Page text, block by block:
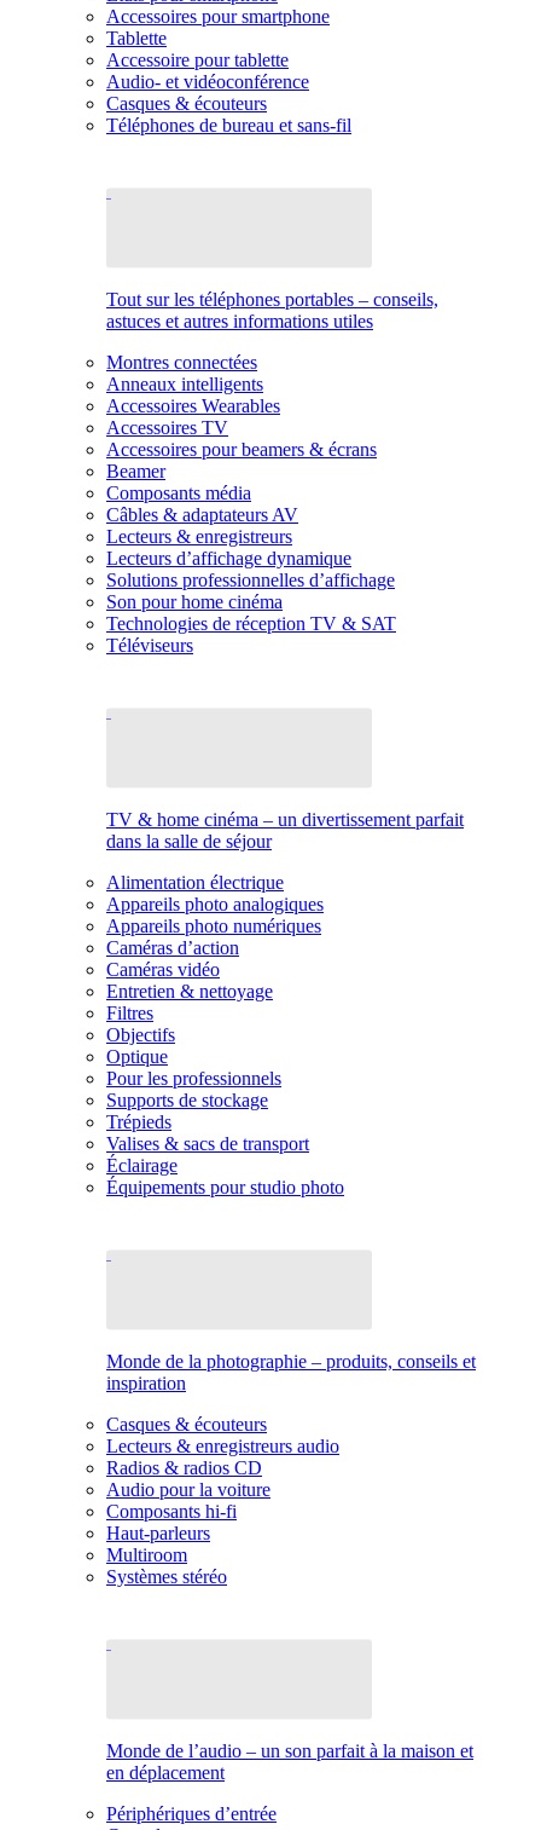
Accessoires pour smartphone
Tablette
Accessoire pour tablette
Audio- et vidéoconférence
Casques & écouteurs
Téléphones de bureau et sans-fil
Tout sur les téléphones portables – conseils,
astuces et autres informations utiles
Montres connectées
Anneaux intelligents
Accessoires Wearables
Accessoires TV
Accessoires pour beamers & écrans
Beamer
Composants média
Câbles & adaptateurs AV
Lecteurs & enregistreurs
Lecteurs d’affichage dynamique
Solutions professionnelles d’affichage
Son pour home cinéma
Technologies de réception TV & SAT
Téléviseurs
TV & home cinéma – un divertissement parfait
dans la salle de séjour
Alimentation électrique
Appareils photo analogiques
Appareils photo numériques
Caméras d’action
Caméras vidéo
Entretien & nettoyage
Filtres
Objectifs
Optique
Pour les professionnels
Supports de stockage
Trépieds
Valises & sacs de transport
Éclairage
Équipements pour studio photo
Monde de la photographie – produits, conseils et
inspiration
Casques & écouteurs
Lecteurs & enregistreurs audio
Radios & radios CD
Audio pour la voiture
Composants hi-fi
Haut-parleurs
Multiroom
Systèmes stéréo
Monde de l’audio – un son parfait à la maison et
en déplacement
Périphériques d’entrée